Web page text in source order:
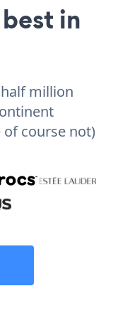
in
half million
of course not)